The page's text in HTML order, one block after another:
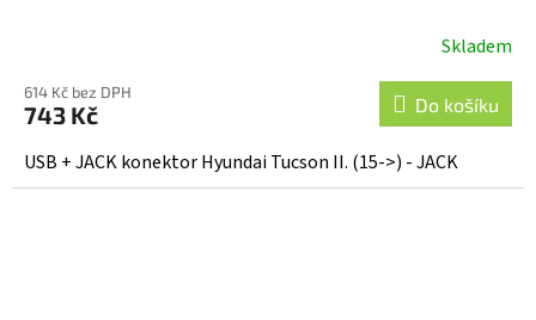
Skladem
614 Kč bez DPH
743 Kč Do košíku
USB + JACK konektor Hyundai Tucson II. (15->) - JACK